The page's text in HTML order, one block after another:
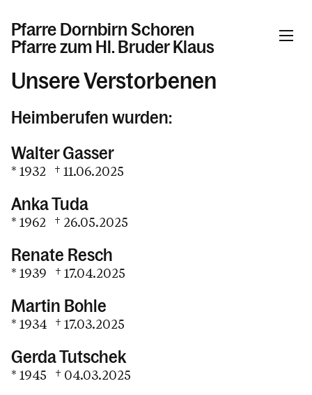
Pfarre Dornbirn Schoren
Pfarre zum Hl. Bruder Klaus
Taufe / Erstkommunion / Firmung /
Hochzeit
Tod / Beerdigung / Trauer
Unsere Verstorbenen
Arbeitskreise / Ehrenamt
Spiritualität
(Wieder) Eintritt in die Kirche
Unsere Verstorbenen
Heimberufen wurden:
Walter Gasser
* 1932 † 11.06.2025
Anka Tuda
* 1962 † 26.05.2025
Renate Resch
* 1939 † 17.04.2025
Martin Bohle
* 1934 † 17.03.2025
Gerda Tutschek
* 1945 † 04.03.2025